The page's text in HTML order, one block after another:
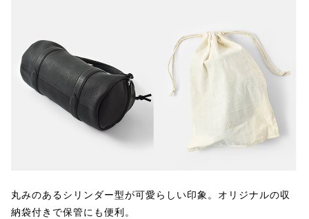
丸みのあるシリンダー型が可愛らしい印象。オリジナルの収
納袋付きで保管にも便利。